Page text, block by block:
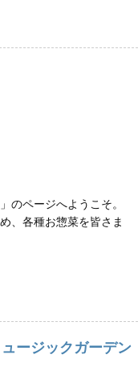
のページへようこそ。
、各種お惣菜を皆さま
ージックガーデン